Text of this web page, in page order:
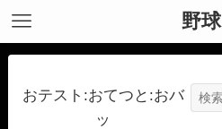
野球
おテスト:おてつと:おバ
ッ